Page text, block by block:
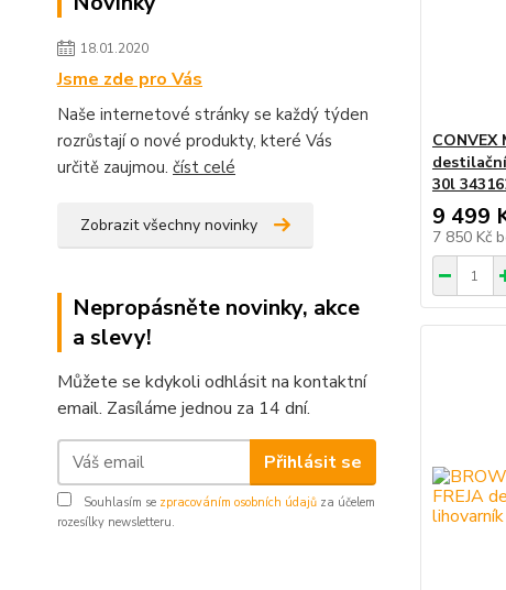
18.01.2020
Jsme zde pro Vás
Naše internetové stránky se každý týden
rozrůstají o nové produkty, které Vás
určitě zaujmou. číst celé
Zobrazit všechny novinky
Nepropásněte novinky, akce
a slevy!
Můžete se kdykoli odhlásit na kontaktní
email. Zasíláme jednou za 14 dní.
Přihlásit se
Souhlasím se zpracováním osobních údajů za účelem
rozesílky newsletteru.
30l
9 499
7 850 Kč